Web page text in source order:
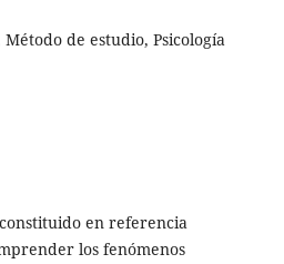
Método de estudio, Psicología
en referencia
los fenómenos